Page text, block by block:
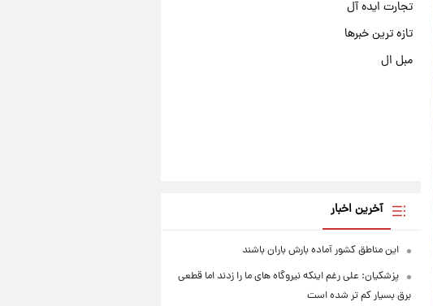
تجارت ایده آل
تازه ترین خبرها
مبل ال
آخرین اخبار
این مناطق کشور آماده بارش باران باشند
پزشکیان: علی رغم اینکه نیروگاه های ما را زدند اما قطعی
برق بسیار کم تر شده است